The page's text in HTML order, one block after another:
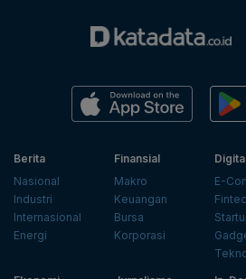
Berita
Nasional
Industri
Internasional
Energi
Finansial
Makro
Keuangan
Bursa
Korporasi
E-